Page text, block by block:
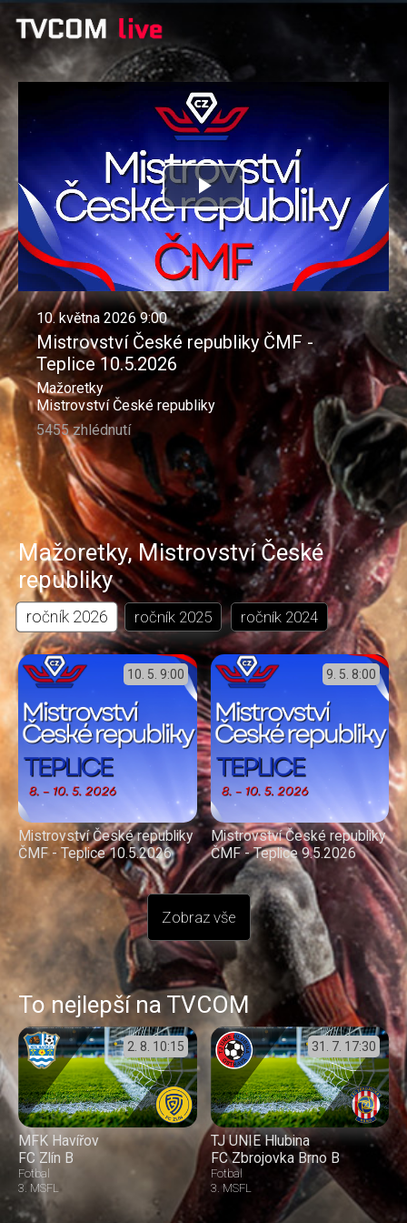
Přehrát
video
10. května 2026 9:00
Mistrovství České republiky ČMF -
Teplice 10.5.2026
Mažoretky
Mistrovství České republiky
5455 zhlédnutí
Mažoretky,Mistrovství České
republiky
ročník 2026 ročník 2025 ročník 2024
10. 5. 9:00
Mistrovství České republiky
ČMF - Teplice 10.5.2026
9. 5. 8:00
Mistrovství České republiky
ČMF - Teplice 9.5.2026
Zobraz vše
To nejlepší na TVCOM
2. 8. 10:15
MFK Havířov
FC Zlín B
Fotbal
3. MSFL
31. 7. 17:30
TJ UNIE Hlubina
FC Zbrojovka Brno B
Fotbal
3. MSFL